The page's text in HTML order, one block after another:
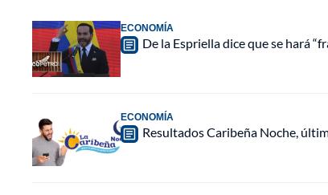
ECONOMÍA
De la Espriella dice que se hará
ECONOMÍA
Resultados Caribeña Noche,